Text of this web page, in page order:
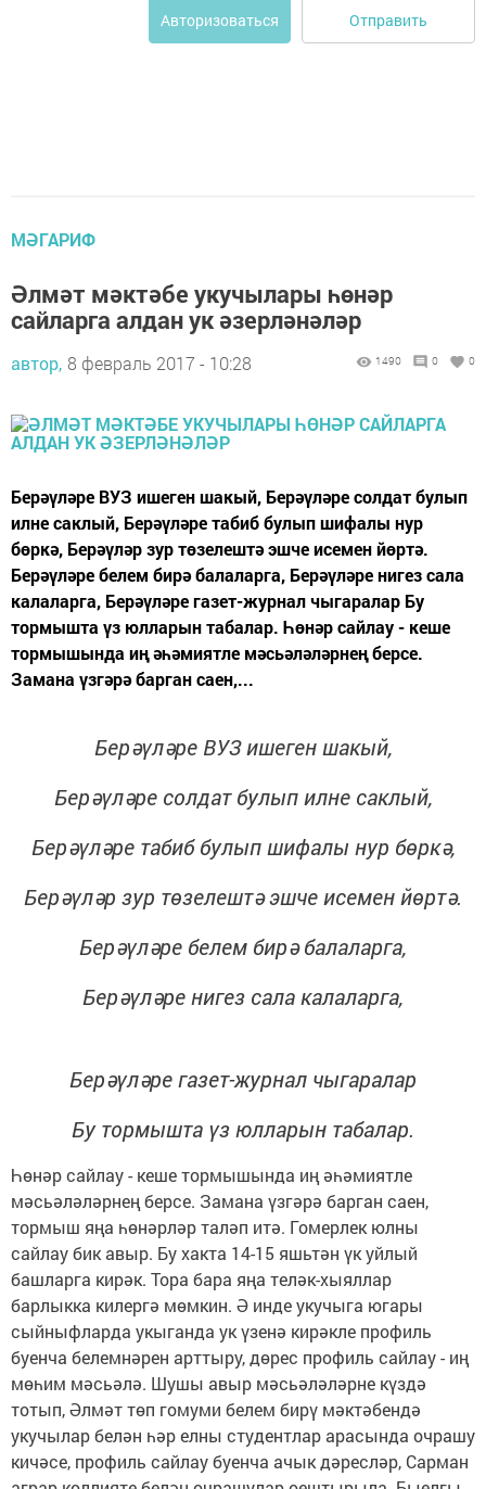
Авторизоваться Отправить
МӘГАРИФ
Әлмәт мәктәбе укучылары һөнәр
сайларга алдан ук әзерләнәләр
автор, 8 февраль 2017 - 10:28 1490 0 0
Берәүләре ВУЗ ишеген шакый, Берәүләре солдат булып
илне саклый, Берәүләре табиб булып шифалы нур
бөркә, Берәүләр зур төзелештә эшче исемен йөртә.
Берәүләре белем бирә балаларга, Берәүләре нигез сала
калаларга, Берәүләре газет-журнал чыгаралар Бу
тормышта үз юлларын табалар. Һөнәр сайлау - кеше
тормышында иң әһәмиятле мәсьәләләрнең берсе.
Замана үзгәрә барган саен,...
Берәүләре ВУЗ ишеген шакый,
Берәүләре солдат булып илне саклый,
Берәүләре табиб булып шифалы нур бөркә,
Берәүләр зур төзелештә эшче исемен йөртә.
Берәүләре белем бирә балаларга,
Берәүләре нигез сала калаларга,
Берәүләре газет-журнал чыгаралар
Бу тормышта үз юлларын табалар.
Һөнәр сайлау - кеше тормышында иң әһәмиятле
мәсьәләләрнең берсе. Замана үзгәрә барган саен,
тормыш яңа һөнәрләр таләп итә. Гомерлек юлны
сайлау бик авыр. Бу хакта 14-15 яшьтән үк уйлый
башларга кирәк. Тора бара яңа теләк-хыяллар
барлыкка килергә мөмкин. Ә инде укучыга югары
сыйныфларда укыганда ук үзенә кирәкле профиль
буенча белемнәрен арттыру, дөрес профиль сайлау - иң
мөһим мәсьәлә. Шушы авыр мәсьәләләрне күздә
тотып, Әлмәт төп гомуми белем бирү мәктәбендә
укучылар белән һәр елны студентлар арасында очрашу
кичәсе, профиль сайлау буенча ачык дәресләр, Сарман